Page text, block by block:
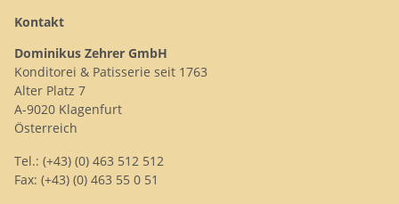
Kontakt
Dominikus Zehrer GmbH
Konditorei & Patisserie seit 1763
Alter Platz 7
A-9020 Klagenfurt
Österreich
Tel.: (+43) (0) 463 512 512
Fax: (+43) (0) 463 55 0 51